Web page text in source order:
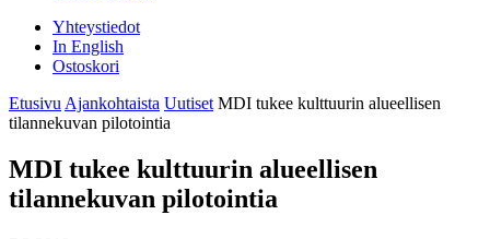
Yhteystiedot
In English
Ostoskori
Etusivu Ajankohtaista Uutiset MDI tukee kulttuurin alueellisen
tilannekuvan pilotointia
MDI tukee kulttuurin alueellisen
tilannekuvan pilotointia